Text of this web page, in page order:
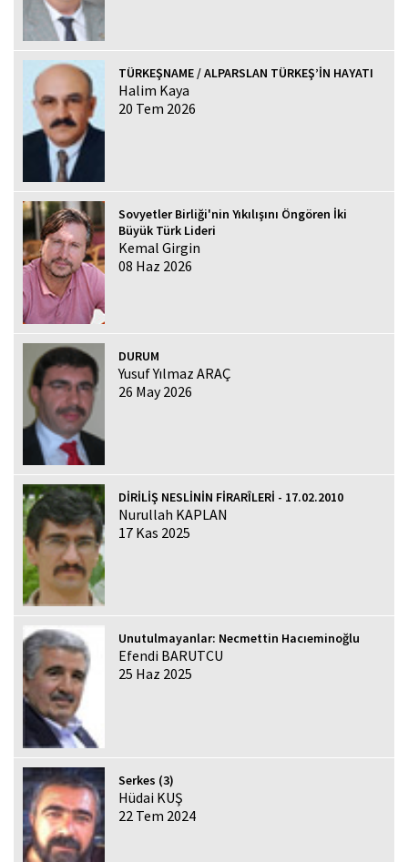
TÜRKEŞNAME / ALPARSLAN TÜRKEŞ’İN HAYATI
Halim Kaya
20 Tem 2026
Sovyetler Birliği'nin Yıkılışını Öngören İki
Büyük Türk Lideri
Kemal Girgin
08 Haz 2026
DURUM
Yusuf Yılmaz ARAÇ
26 May 2026
DİRİLİŞ NESLİNİN FİRARÎLERİ - 17.02.2010
Nurullah KAPLAN
17 Kas 2025
Unutulmayanlar: Necmettin Hacıeminoğlu
Efendi BARUTCU
25 Haz 2025
Serkes (3)
Hüdai KUŞ
22 Tem 2024